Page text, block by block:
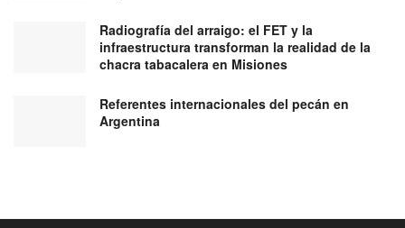
Radiografía del arraigo: el FET y la
infraestructura transforman la realidad de la
chacra tabacalera en Misiones
Referentes internacionales del pecán en
Argentina